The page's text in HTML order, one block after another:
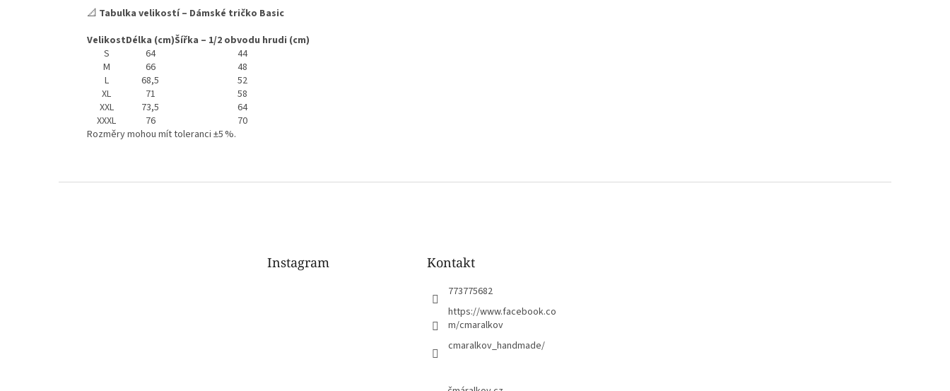
📐 Tabulka velikostí – Dámské tričko Basic
VelikostDélka (cm)Šířka – 1/2 obvodu hrudi (cm)
S
64
44
M
66
48
L
68,5
52
XL
71
58
XXL
73,5
64
XXXL
76
70
Rozměry mohou mít toleranci ±5 %.
Instagram Kontakt
773775682
https://www.facebook.co
m/cmaralkov
cmaralkov_handmade/